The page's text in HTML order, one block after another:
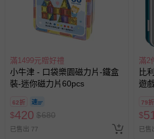
滿1499元贈好禮
小牛津 - 口袋樂園磁力片-鐵盒
裝-迷你磁力片60pcs
62折
$420 $680
已售出 77
滿2
比
遊
79折
$
已售